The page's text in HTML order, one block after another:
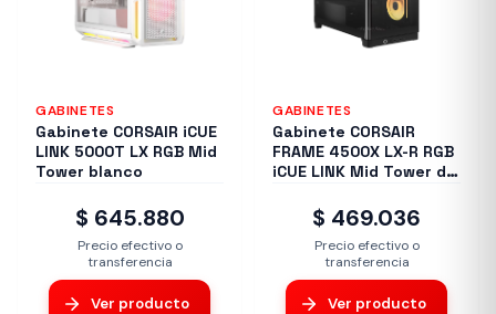
GABINETES
Gabinete CORSAIR iCUE
LINK 5000T LX RGB Mid
Tower blanco
$ 645.880
Precio efectivo o
transferencia
Ver producto
GABINETES
Gabinete CORSAIR
FRAME 4500X LX-R RGB
iCUE LINK Mid Tower de
Negro$ 469.036
Precio efectivo o
transferencia
Ver producto